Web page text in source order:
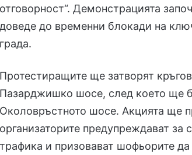
отговорност“. Демонстрацията
доведе до временни блокади на
града.
Протестиращите ще затворят
Пазарджишко шосе, след което ще
Околовръстното шосе. Акцията ще
организаторите предупреждават за
трафика и призовават шофьорите да